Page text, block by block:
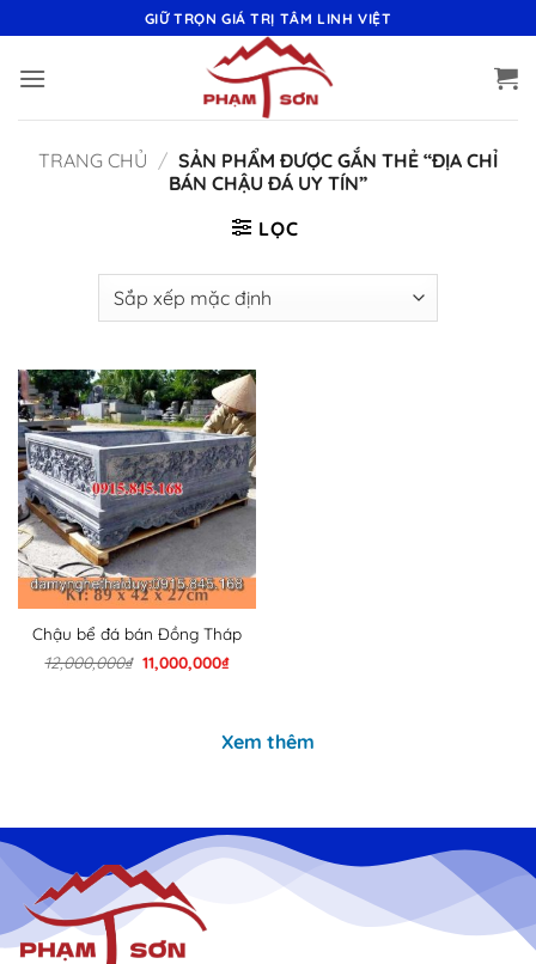
qua
nội
GIỮ TRỌN GIÁ TRỊ TÂM LINH VIỆT
TRANG CHỦ / SẢN PHẨM ĐƯỢC GẮN THẺ “ĐỊA CHỈ
BÁN CHẬU ĐÁ UY TÍN”
LỌC
Chậu bể đá bán Đồng Tháp
12,000,000₫ Giá
gốc
11,000,000₫Giá
Xem thêm